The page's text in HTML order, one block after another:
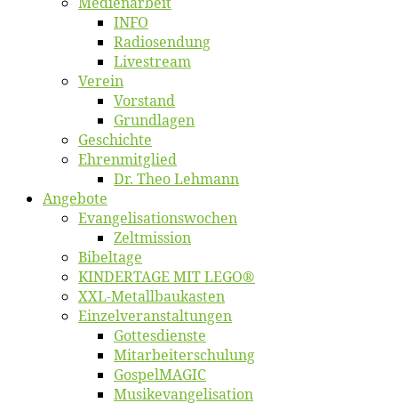
INFO
Ra­dio­sen­dung
Live­stream
Ver­ein
Vor­stand
Grund­la­gen
Ge­schich­te
Eh­ren­mit­glied
Dr. Theo Lehmann
An­ge­bo­te
Evangelisa­tions­wo­chen
Zelt­mis­si­on
Bi­bel­ta­ge
KINDERTAGE MIT LEGO®
XXL-Me­­tal­l­­bau­­kas­­ten
Einzelver­an­stal­tungen
Got­tes­diens­te
Mitarbeiter­schulung
Gos­pel­MA­GIC
Musikevan­ge­li­sa­tion